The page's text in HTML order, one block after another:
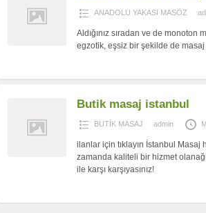
ANADOLU YAKASI MASÖZ
Aldığınız sıradan ve de monoton
egzotik, eşsiz bir şekilde de
Butik masaj istanbul
BUTİK MASAJ admin
ilanlar için tıklayın İstanbul Masaj
zamanda kaliteli bir hizmet
ile karşı karşıyasınız!